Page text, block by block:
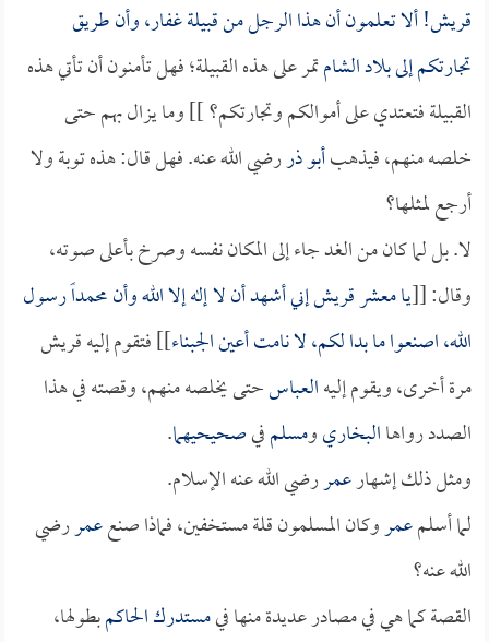
قريش! ألا تعلمون أن هذا الرجل من قبيلة غفار، وأن طريق
تجارتكم إلىبلاد الشامتمر على هذه القبيلة؛ فهل تأمنون أن تأتي هذه
القبيلة فتعتدي على أموالكم وتجارتكم؟ ]] وما يزال بهم حتى
خلصه منهم، فيذهبأبو ذررضي الله عنه. فهل قال: هذه توبة ولا
أرجع لمثلها؟
لا. بل لما كان من الغد جاء إلى المكان نفسه وصرخ بأعلى صوته،
وقال: [[يا معشر قريش إني أشهد أن لا إله إلا الله وأن محمداً رسول
الله، اصنعوا ما بدا لكم، لا نامت أعين الجبناء]] فتقوم إليه قريش
مرة أخرى، ويقوم إليهالعباسحتى يخلصه منهم، وقصته في هذا
الصدد رواهاالبخاريومسلمفيصحيحيهما.
ومثل ذلك إشهارعمررضي الله عنه الإسلام.
لما أسلمعمروكان المسلمون قلة مستخفين، فماذا صنععمررضي
الله عنه؟
القصة كما هي في مصادر عديدة منها فيمستدرك الحاكمبطولها،